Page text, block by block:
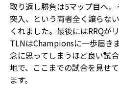
取り返し勝負は5マップ目へ
突入、という両者全く譲らな
くれました。最後にはRRQが
TLNはChampionsに一歩届き
念に思ってしまうほど良い試
地で、ここまでの試合を見せ
ます。